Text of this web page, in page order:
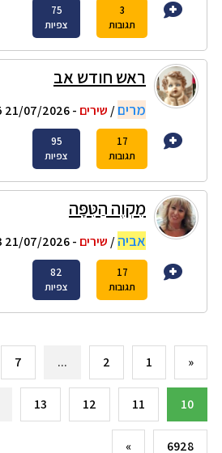
3
תגובות
75
צפיות
ראש חודש אב
מרים/ שירים - 21/07/2026 09:15
17
תגובות
95
צפיות
מִקְוֶה הַטִּפָּה
אביה/ שירים - 21/07/2026 06:43
17
תגובות
82
צפיות
«
1
2
...
7
10
11
12
13
6928
»